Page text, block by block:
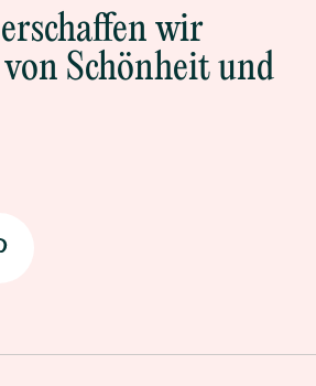
wir
Schönheit und